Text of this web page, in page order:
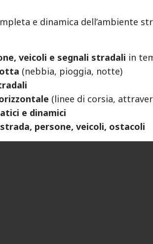
e dinamica dell’ambiente
veicoli e segnali stradali in
(nebbia, pioggia, notte)
(linee di corsia,
e dinamici
strada, persone, veicoli, ostacoli